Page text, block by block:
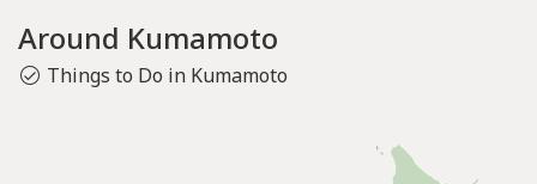
Around Kumamoto
Things to Do in Kumamoto